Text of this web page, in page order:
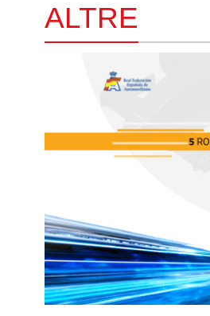
ALTRE